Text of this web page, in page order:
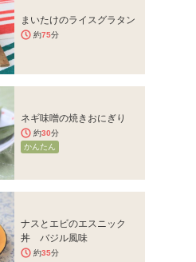
まいたけのライスグラタン
約75分
ネギ味噌の焼きおにぎり
約30分
かんたん
ナスとエビのエスニック
丼 バジル風味
約35分